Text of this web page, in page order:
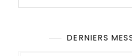
DERNIERS